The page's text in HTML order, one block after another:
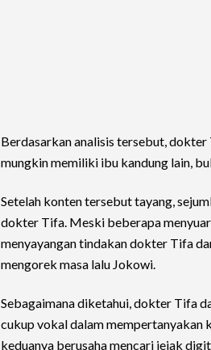
Berdasarkan analisis tersebut,
mungkin memiliki ibu kandung lain,
Setelah konten tersebut tayang,
dokter Tifa. Meski beberapa
menyayangan tindakan dokter Tifa
mengorek masa lalu Jokowi.
Sebagaimana diketahui, dokter Tifa
cukup vokal dalam mempertanyakan
keduanya berusaha mencari jejak